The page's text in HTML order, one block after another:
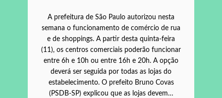
A prefeitura de São Paulo autorizou nesta
semana o funcionamento de comércio de rua
e de shoppings. A partir desta quinta-feira
(11), os centros comerciais poderão funcionar
entre 6h e 10h ou entre 16h e 20h. A opção
deverá ser seguida por todas as lojas do
estabelecimento. O prefeito Bruno Covas
(PSDB-SP) explicou que as lojas devem…